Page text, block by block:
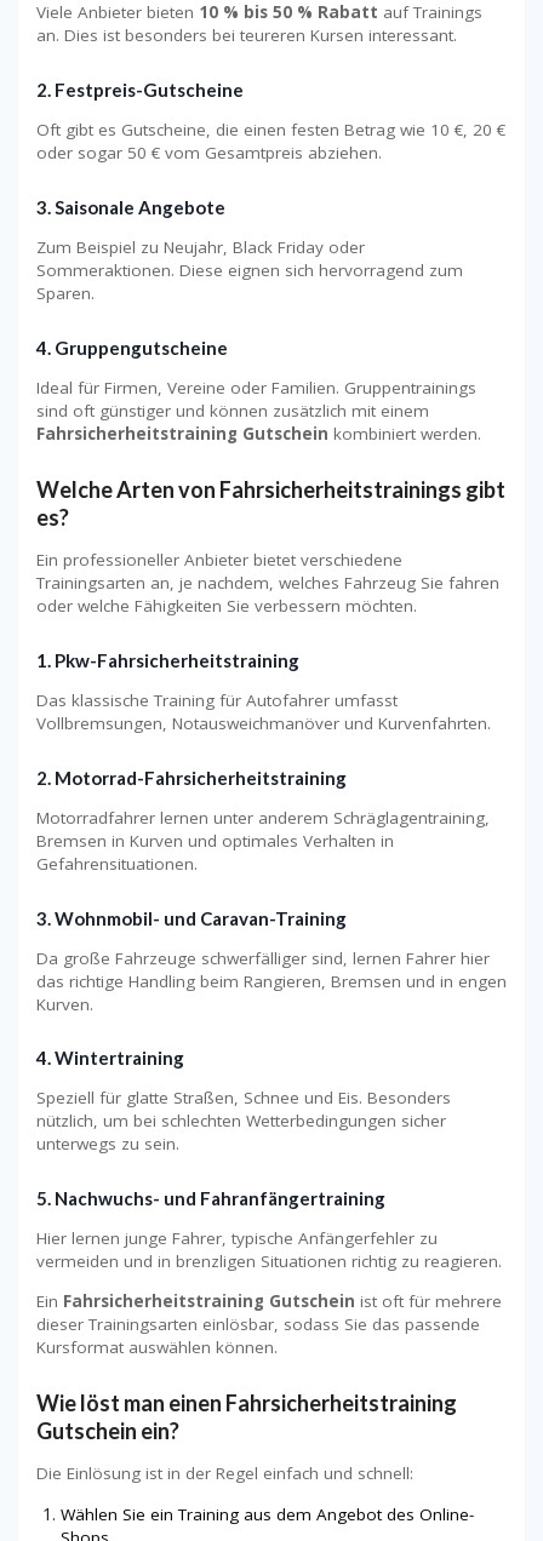
Viele Anbieter bieten 10 % bis 50 % Rabatt auf Trainings
an. Dies ist besonders bei teureren Kursen interessant.
2. Festpreis-Gutscheine
Oft gibt es Gutscheine, die einen festen Betrag wie 10 €, 20 €
oder sogar 50 € vom Gesamtpreis abziehen.
3. Saisonale Angebote
Zum Beispiel zu Neujahr, Black Friday oder
Sommeraktionen. Diese eignen sich hervorragend zum
Sparen.
4. Gruppengutscheine
Ideal für Firmen, Vereine oder Familien. Gruppentrainings
sind oft günstiger und können zusätzlich mit einem
Fahrsicherheitstraining Gutschein kombiniert werden.
Welche Arten von Fahrsicherheitstrainings gibt
es?
Ein professioneller Anbieter bietet verschiedene
Trainingsarten an, je nachdem, welches Fahrzeug Sie fahren
oder welche Fähigkeiten Sie verbessern möchten.
1. Pkw-Fahrsicherheitstraining
Das klassische Training für Autofahrer umfasst
Vollbremsungen, Notausweichmanöver und Kurvenfahrten.
2. Motorrad-Fahrsicherheitstraining
Motorradfahrer lernen unter anderem Schräglagentraining,
Bremsen in Kurven und optimales Verhalten in
Gefahrensituationen.
3. Wohnmobil- und Caravan-Training
Da große Fahrzeuge schwerfälliger sind, lernen Fahrer hier
das richtige Handling beim Rangieren, Bremsen und in engen
Kurven.
4. Wintertraining
Speziell für glatte Straßen, Schnee und Eis. Besonders
nützlich, um bei schlechten Wetterbedingungen sicher
unterwegs zu sein.
5. Nachwuchs- und Fahranfängertraining
Hier lernen junge Fahrer, typische Anfängerfehler zu
vermeiden und in brenzligen Situationen richtig zu reagieren.
Ein Fahrsicherheitstraining Gutschein ist oft für mehrere
dieser Trainingsarten einlösbar, sodass Sie das passende
Kursformat auswählen können.
Wie löst man einen Fahrsicherheitstraining
Gutschein ein?
Die Einlösung ist in der Regel einfach und schnell:
Wählen Sie ein Training aus dem Angebot des Online-